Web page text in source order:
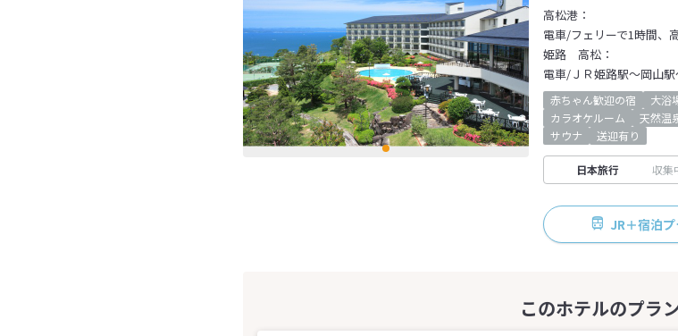
高松港：
電車/フェリーで1時間、
姫路 高松：
電車/ＪＲ姫路駅～岡山
赤ちゃん歓迎の宿 大浴
カラオケルーム
天然温
サウナ
送迎有り
日本旅行 収集
JR＋宿泊